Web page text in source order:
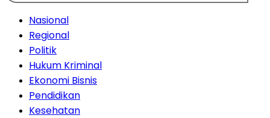
Nasional
Regional
Politik
Hukum Kriminal
Ekonomi Bisnis
Pendidikan
Kesehatan